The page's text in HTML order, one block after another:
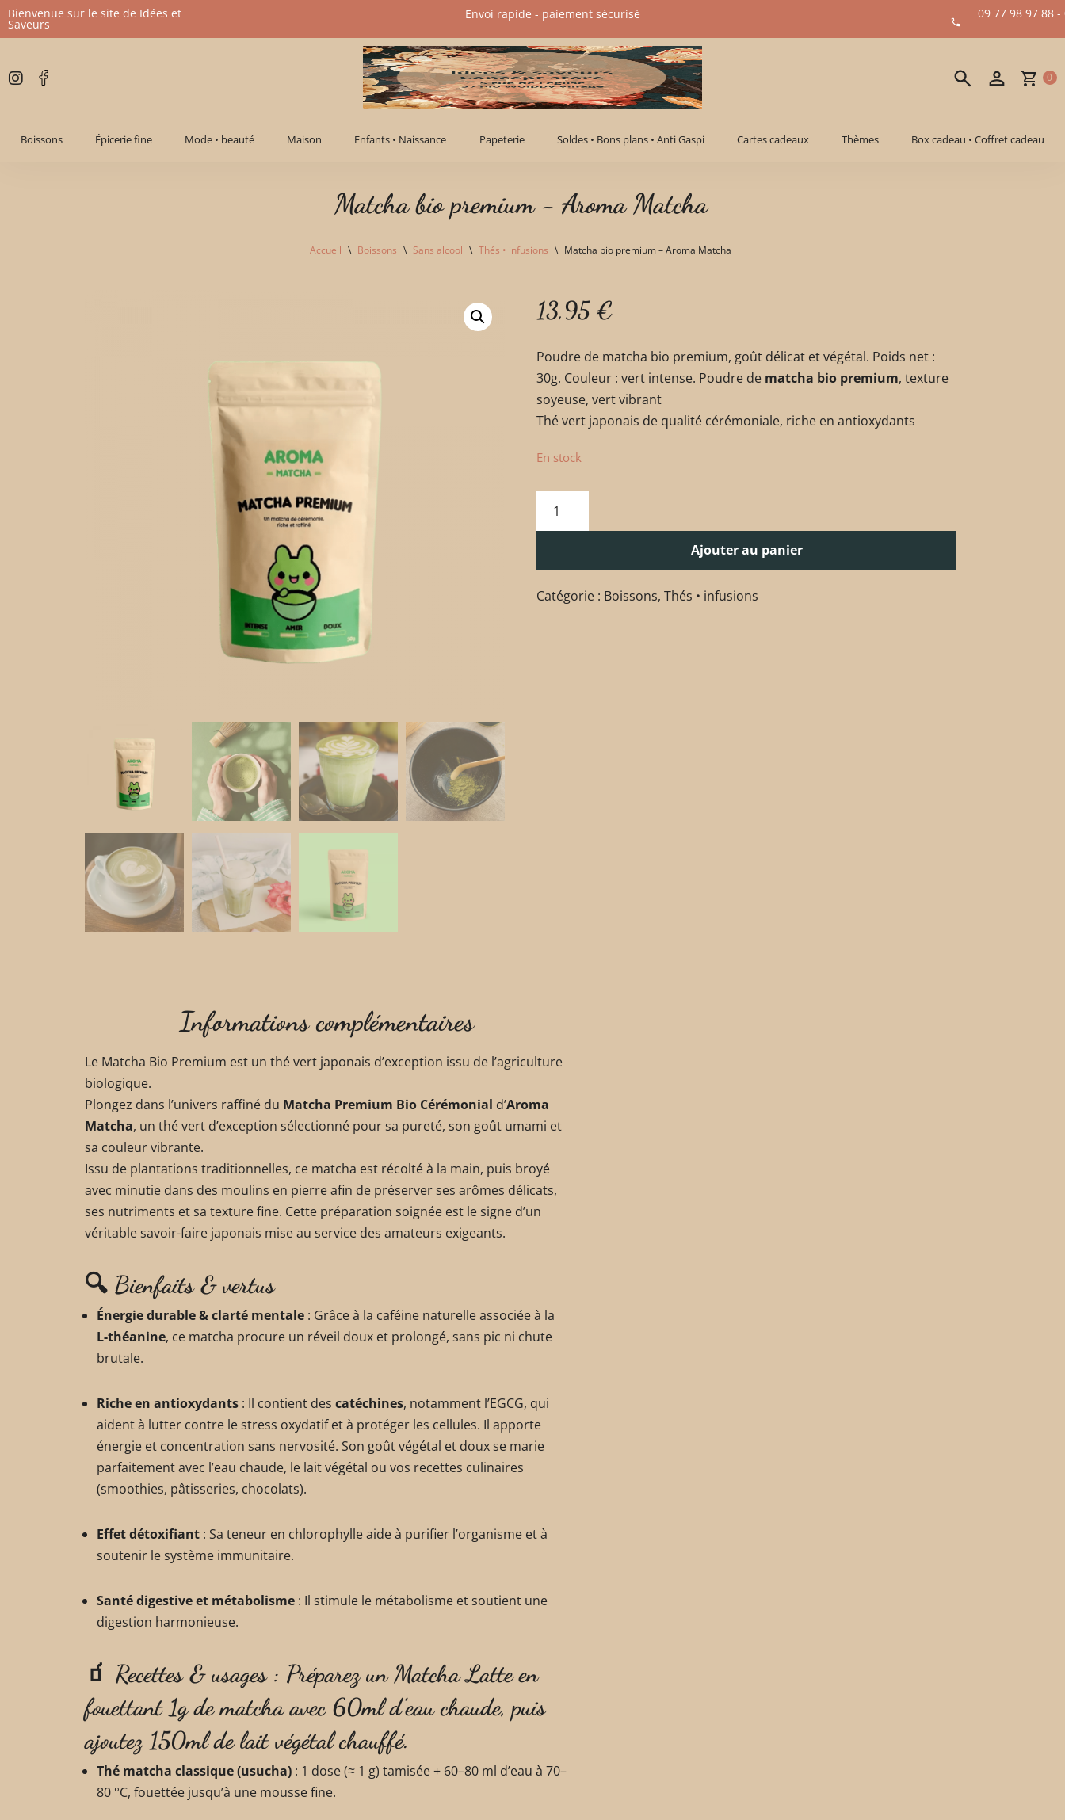
Aller
contenu
Bienvenue sur le site de Idées et
Saveurs
09 77 98 97 88 -
Envoi rapide - paiement sécurisé​
0
Boissons Épicerie fine Mode • beauté Maison Enfants • Naissance Papeterie Soldes • Bons plans • Anti Gaspi Cartes cadeaux Thèmes Box cadeau • Coffret cadeau
Matcha bio premium - Aroma Matcha
Accueil \ Boissons \ Sans alcool \ Thés • infusions \ Matcha bio premium – Aroma Matcha
13,95 €
Poudre de matcha bio premium, goût délicat et végétal. Poids net :
30g. Couleur : vert intense. Poudre de matcha bio premium, texture
soyeuse, vert vibrant
Thé vert japonais de qualité cérémoniale, riche en antioxydants
En stock
Ajouter au panier
Catégorie : Boissons, Thés • infusions
Informations complémentaires
Le Matcha Bio Premium est un thé vert japonais d’exception issu de l’agriculture
biologique.
Plongez dans l’univers raffiné du Matcha Premium Bio Cérémonial d’Aroma
Matcha, un thé vert d’exception sélectionné pour sa pureté, son goût umami et
sa couleur vibrante.
Issu de plantations traditionnelles, ce matcha est récolté à la main, puis broyé
avec minutie dans des moulins en pierre afin de préserver ses arômes délicats,
ses nutriments et sa texture fine. Cette préparation soignée est le signe d’un
véritable savoir-faire japonais mise au service des amateurs exigeants.
🔍 Bienfaits & vertus
Énergie durable & clarté mentale : Grâce à la caféine naturelle associée à la
L-théanine, ce matcha procure un réveil doux et prolongé, sans pic ni chute
brutale.
Riche en antioxydants : Il contient des catéchines, notamment l’EGCG, qui
aident à lutter contre le stress oxydatif et à protéger les cellules. Il apporte
énergie et concentration sans nervosité. Son goût végétal et doux se marie
parfaitement avec l’eau chaude, le lait végétal ou vos recettes culinaires
(smoothies, pâtisseries, chocolats).
Effet détoxifiant : Sa teneur en chlorophylle aide à purifier l’organisme et à
soutenir le système immunitaire.
Santé digestive et métabolisme : Il stimule le métabolisme et soutient une
digestion harmonieuse.
🧃 Recettes & usages : Préparez un Matcha Latte en
fouettant 1g de matcha avec 60ml d’eau chaude, puis
ajoutez 150ml de lait végétal chauffé.
Thé matcha classique (usucha) : 1 dose (≈ 1 g) tamisée + 60–80 ml d’eau à 70–
80 °C, fouettée jusqu’à une mousse fine.